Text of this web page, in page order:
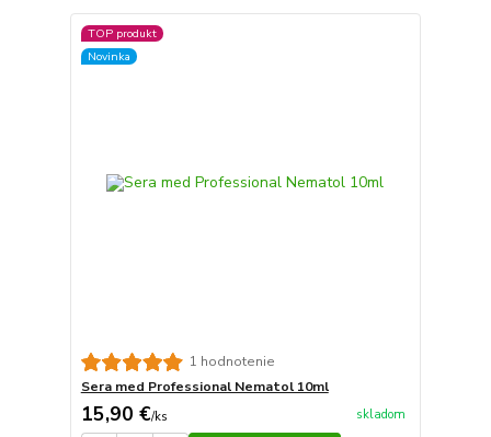
TOP produkt
Novinka
1 hodnotenie
Sera med Professional Nematol 10ml
15,90 €/ks skladom